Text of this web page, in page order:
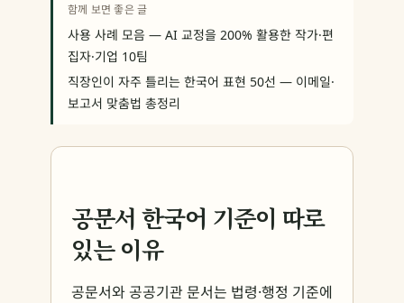
함께 보면 좋은 글
사용 사례 모음 — AI 교정을 200% 활용한 작가·편
집자·기업 10팀
직장인이 자주 틀리는 한국어 표현 50선 — 이메일·
보고서 맞춤법 총정리
공문서 한국어 기준이 따로
있는 이유
공문서와 공공기관 문서는 법령·행정 기준에